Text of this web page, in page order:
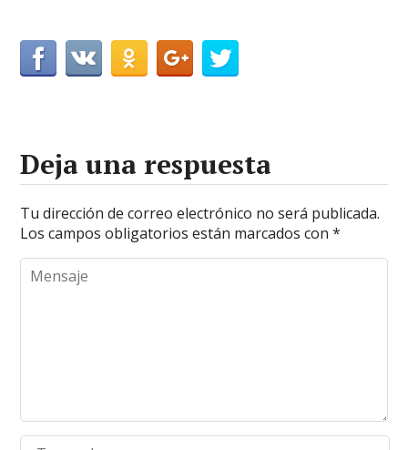
Deja una respuesta
Tu dirección de correo electrónico no será publicada.
Los campos obligatorios están marcados con*